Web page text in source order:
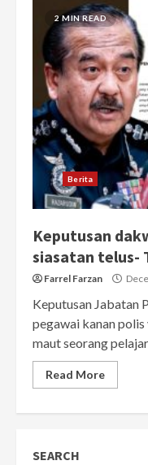
2 MIN READ
Berita
Keputusan
siasatan telus-
Farrel Farzan
Keputusan Jabatan
pegawai kanan
maut seorang
Read More
SEARCH